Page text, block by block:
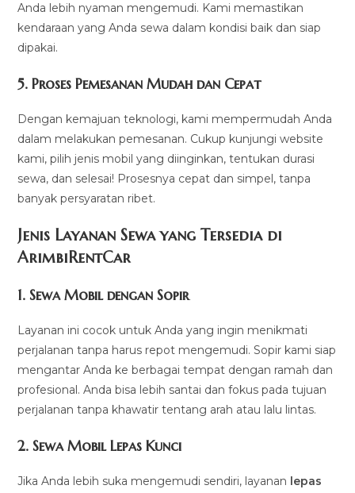
Anda lebih nyaman mengemudi. Kami memastikan
kendaraan yang Anda sewa dalam kondisi baik dan siap
dipakai.
5.Proses Pemesanan Mudah dan Cepat
Dengan kemajuan teknologi, kami mempermudah Anda
dalam melakukan pemesanan. Cukup kunjungi website
kami, pilih jenis mobil yang diinginkan, tentukan durasi
sewa, dan selesai! Prosesnya cepat dan simpel, tanpa
banyak persyaratan ribet.
Jenis Layanan Sewa yang Tersedia di
ArimbiRentCar
1.Sewa Mobil dengan Sopir
Layanan ini cocok untuk Anda yang ingin menikmati
perjalanan tanpa harus repot mengemudi. Sopir kami siap
mengantar Anda ke berbagai tempat dengan ramah dan
profesional. Anda bisa lebih santai dan fokus pada tujuan
perjalanan tanpa khawatir tentang arah atau lalu lintas.
2.Sewa Mobil Lepas Kunci
Jika Anda lebih suka mengemudi sendiri, layanan lepas